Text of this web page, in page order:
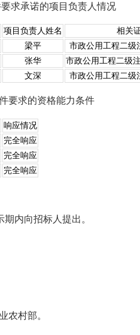
求承诺的项目负责人情况
项目负责人姓名
相关
梁平
市政公用工程二级
张华 市政公用工程二级
文深 市政公用工程二级
要求的资格能力条件
响应情况
完全响应
完全响应
完全响应
内向招标人提出。
农村部。